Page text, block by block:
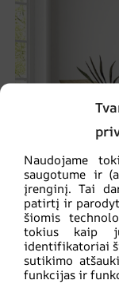
Naudojame
saugotume ir
įrenginį. Tai
patirtį ir
šiomis
tokius kaip
identifikatoriai
sutikimo
funkcijas ir